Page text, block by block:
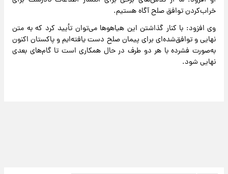
خراب‌کردن توافق صلح آگاه هستیم.
وی افزود: با کنار گذاشتن این هیاهوها می‌توان تأیید کرد که به متن
نهایی و توافق‌شده‌ای برای پیمان صلح دست یافته‌ایم و پاکستان اکنون
به‌صورت فشرده با هر دو طرف در حال همکاری است تا گام‌های بعدی
نهایی شود.